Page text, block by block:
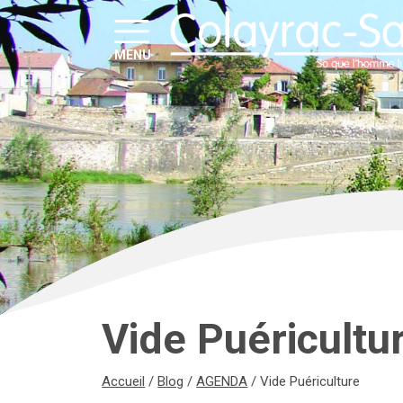
MENU
Vide
Accueil /Blog /AGENDA /Vide Puériculture